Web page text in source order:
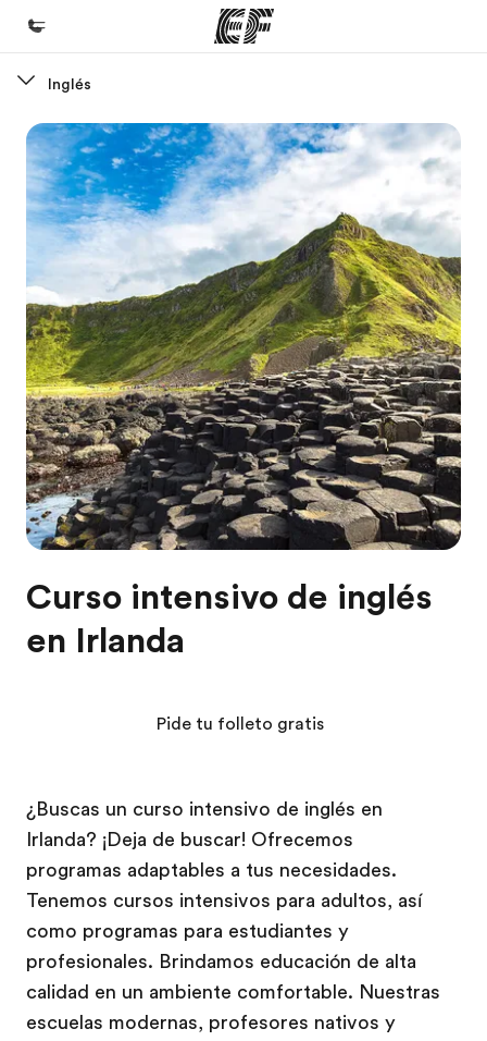
Bienvenido a EF
Programas
Ver todo lo que hacemos
Oficinas
Encuentra una oficina
Sobre nosotros
Quiénes somos
Trabajos
Únete al equipo
Inglés
Curso intensivo de inglés
en Irlanda
¿Buscas un curso intensivo de inglés en
Irlanda? ¡Deja de buscar! Ofrecemos
programas adaptables a tus necesidades.
Tenemos cursos intensivos para adultos, así
como programas para estudiantes y
profesionales. Brindamos educación de alta
calidad en un ambiente comfortable. Nuestras
escuelas modernas, profesores nativos y
Pide tu folleto gratis